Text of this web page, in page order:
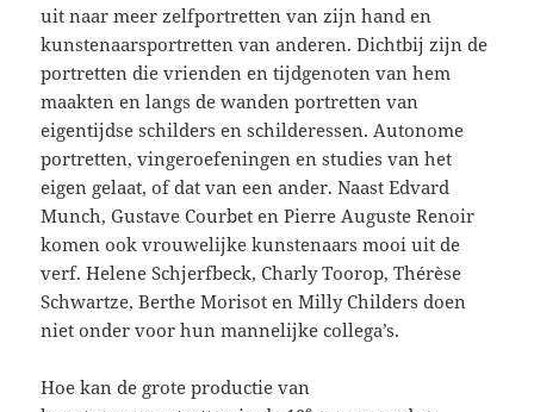
uit naar meer zelfportretten van zijn hand en
kunstenaarsportretten van anderen. Dichtbij zijn de
portretten die vrienden en tijdgenoten van hem
maakten en langs de wanden portretten van
eigentijdse schilders en schilderessen. Autonome
portretten, vingeroefeningen en studies van het
eigen gelaat, of dat van een ander. Naast Edvard
Munch, Gustave Courbet en Pierre Auguste Renoir
komen ook vrouwelijke kunstenaars mooi uit de
verf. Helene Schjerfbeck, Charly Toorop, Thérèse
Schwartze, Berthe Morisot en Milly Childers doen
niet onder voor hun mannelijke collega’s.
Hoe kan de grote productie van